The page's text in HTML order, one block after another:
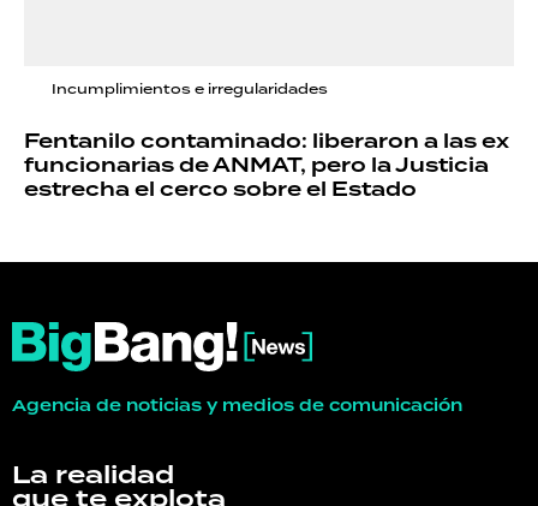
Incumplimientos e irregularidades
Fentanilo contaminado: liberaron a las ex
funcionarias de ANMAT, pero la Justicia
estrecha el cerco sobre el Estado
Agencia de noticias y medios de comunicación
La realidad